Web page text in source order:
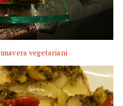
vegetariani